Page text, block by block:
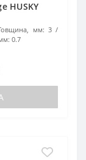
HUSKY
мм: 3
0.7